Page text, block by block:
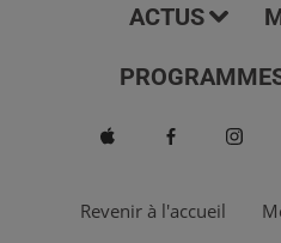
ACTUS
Revenir à l'accueil